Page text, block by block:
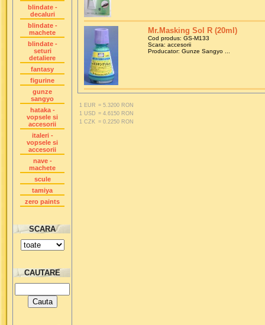
blindate -
decaluri
blindate -
machete
blindate -
seturi
detaliere
fantasy
figurine
gunze
sangyo
hataka -
vopsele si
accesorii
italeri -
vopsele si
accesorii
nave -
machete
scule
tamiya
zero paints
SCARA
CAUTARE
Mr.Masking Sol R (20ml)
Cod produs: GS-M133
Scara: accesorii
Producator: Gunze Sangyo ...
1 EUR = 5.3200 RON
1 USD = 4.6150 RON
1 CZK = 0.2250 RON